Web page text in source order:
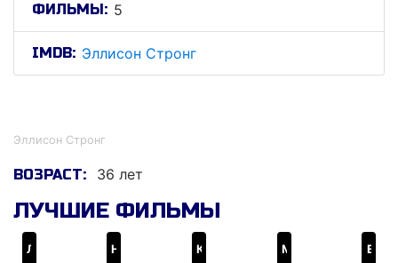
ФИЛЬМЫ: 5
IMDB: Эллисон Стронг
Эллисон Стронг
ВОЗРАСТ: 36 лет
ЛУЧШИЕ ФИЛЬМЫ